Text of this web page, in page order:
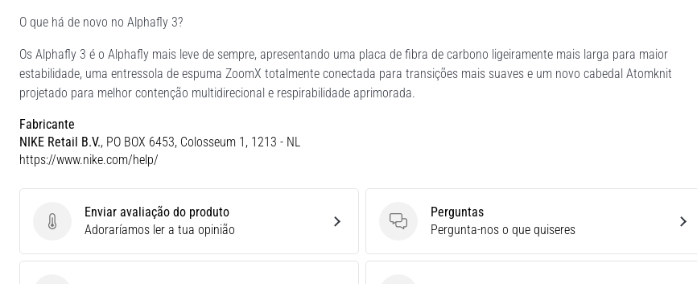
O que há de novo no Alphafly 3?
Os Alphafly 3 é o Alphafly mais leve de sempre, apresentando uma placa de fibra de carbono ligeiramente mais larga para maior
estabilidade, uma entressola de espuma ZoomX totalmente conectada para transições mais suaves e um novo cabedal Atomknit
projetado para melhor contenção multidirecional e respirabilidade aprimorada.
Fabricante
NIKE Retail B.V., PO BOX 6453, Colosseum 1, 1213 - NL
https://www.nike.com/help/
Enviar avaliação do produto
Enviar avaliação do produto
Adoraríamos ler a tua opinião
Perguntas
Perguntas
Pergunta-nos o que quiseres